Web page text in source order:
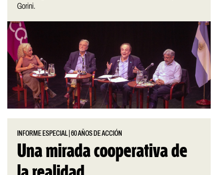
Gorini.
INFORME ESPECIAL |60 AÑOS DE ACCIÓN
Una mirada cooperativa de